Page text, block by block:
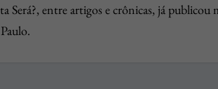
Será?, entre artigos e crônicas, já